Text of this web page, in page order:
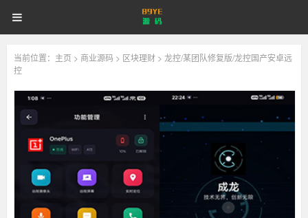
89YE
源
码
89YE 首页
商业源码 破解软件 视频教程 更多
当前位置： 主页 > 商业源码 > 区块理财 > 龙控/某团队修复版/龙控国产安卓远
控